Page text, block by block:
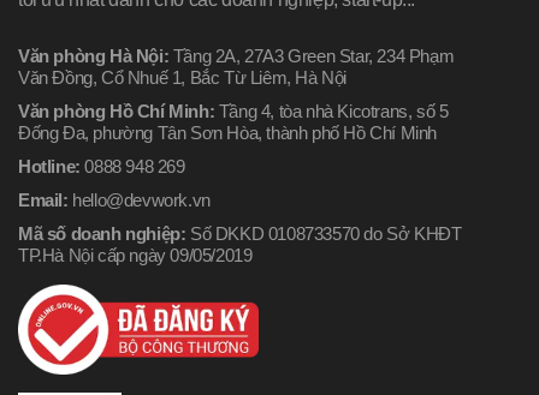
Văn phòng Hà Nội: Tầng 2A, 27A3 Green Star, 234 Phạm
Văn Đồng, Cổ Nhuế 1, Bắc Từ Liêm, Hà Nội
Văn phòng Hồ Chí Minh: Tầng 4, tòa nhà Kicotrans, số 5
Đống Đa, phường Tân Sơn Hòa, thành phố Hồ Chí Minh
Hotline: 0888 948 269
Email: hello@devwork.vn
Mã số doanh nghiệp: Số DKKD 0108733570 do Sở KHĐT
TP.Hà Nội cấp ngày 09/05/2019